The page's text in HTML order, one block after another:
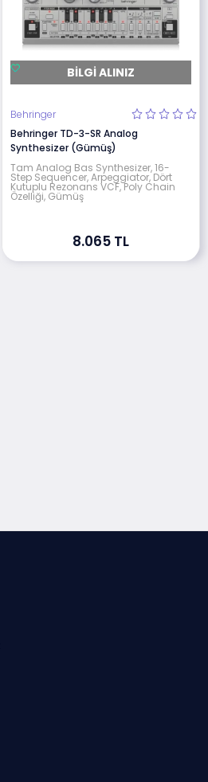
BILGI ALINIZ
Behringer
Behringer TD-3-SR Analog
Synthesizer (Gümüş)
Tam Analog Bas Synthesizer, 16-
Step Sequencer, Arpeggiator, Dört
Kutuplu Rezonans VCF, Poly Chain
Özelliği, Gümüş
8.065 TL